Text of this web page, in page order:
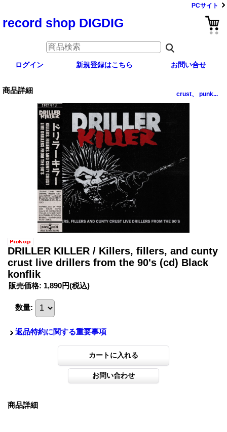
PCサイト
record shop DIGDIG
ログイン 新規登録はこちら お問い合せ
商品詳細 crust、 punk...
DRILLER KILLER / Killers, fillers, and cunty
crust live drillers from the 90's (cd) Black
konflik
販売価格: 1,890円(税込)
数量:
返品特約に関する重要事項
商品詳細